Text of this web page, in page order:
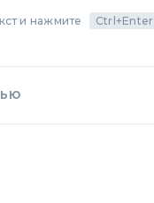
и нажмите Ctrl+Enter